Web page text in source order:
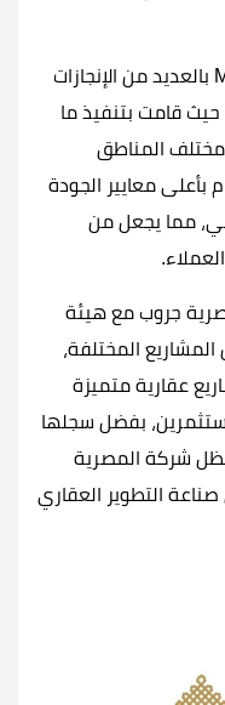
تتميز Masria Group Developments بالعديد من الإنجازات
حيث قامت بتنفيذ ما
في مختلف المناطق
بأعلى معايير الجودة
مما يجعل من
جروب مع هيئة
المختلفة،
عقارية متميزة
بفضل سجلها
تظل شركة المصرية
التطوير العقاري